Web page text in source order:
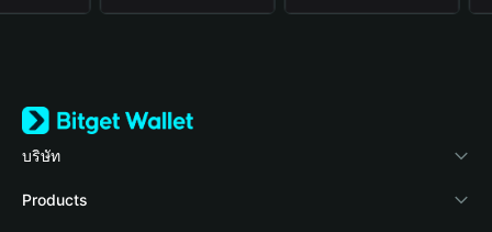
บริษัท
เกี่ยวกับ Bitget Wallet
Products